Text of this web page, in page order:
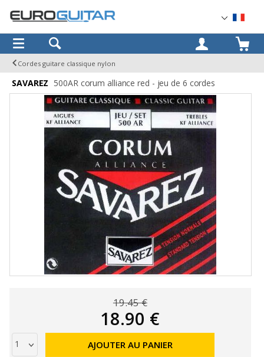
OK
Cordes guitare classique nylon
SAVAREZ 500AR corum alliance red - jeu de 6 cordes
19.45 €
18.90 €
AJOUTER AU PANIER